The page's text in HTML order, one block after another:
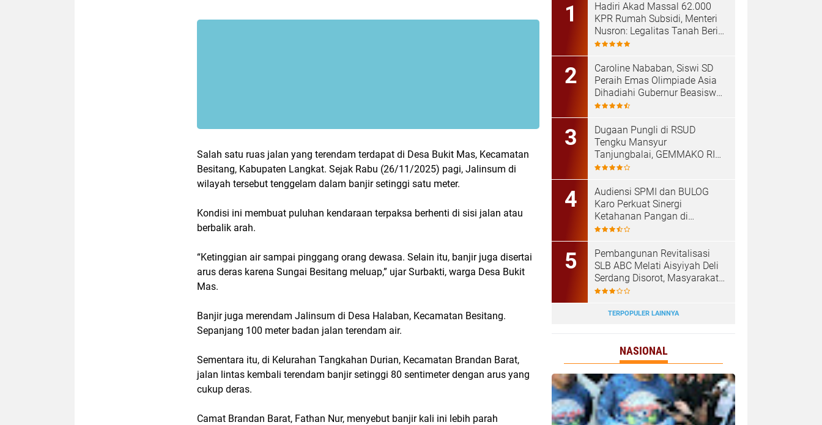
Salah satu ruas jalan yang terendam terdapat di Desa Bukit Mas, Kecamatan
Besitang, Kabupaten Langkat. Sejak Rabu (26/11/2025) pagi, Jalinsum di
wilayah tersebut tenggelam dalam banjir setinggi satu meter.
Kondisi ini membuat puluhan kendaraan terpaksa berhenti di sisi jalan atau
berbalik arah.
“Ketinggian air sampai pinggang orang dewasa. Selain itu, banjir juga disertai
arus deras karena Sungai Besitang meluap,” ujar Surbakti, warga Desa Bukit
Mas.
Banjir juga merendam Jalinsum di Desa Halaban, Kecamatan Besitang.
Sepanjang 100 meter badan jalan terendam air.
Sementara itu, di Kelurahan Tangkahan Durian, Kecamatan Brandan Barat,
jalan lintas kembali terendam banjir setinggi 80 sentimeter dengan arus yang
cukup deras.
Camat Brandan Barat, Fathan Nur, menyebut banjir kali ini lebih parah
Hadiri Akad Massal 62.000
KPR Rumah Subsidi, Menteri
Nusron: Legalitas Tanah Beri
Kepastian bagi Masyarakat
Caroline Nababan, Siswi SD
Peraih Emas Olimpiade Asia
Dihadiahi Gubernur Beasiswa
Hingga Rumah
Dugaan Pungli di RSUD
Tengku Mansyur
Tanjungbalai, GEMMAKO RI
Minta Penegak Hukum Usut
Audiensi SPMI dan BULOG
Karo Perkuat Sinergi
Ketahanan Pangan di
Kabanjahe
‎Pembangunan Revitalisasi
SLB ABC Melati Aisyiyah Deli
Serdang Disorot, Masyarakat
Pertanyakan Transparansi
TERPOPULER LAINNYA
NASIONAL